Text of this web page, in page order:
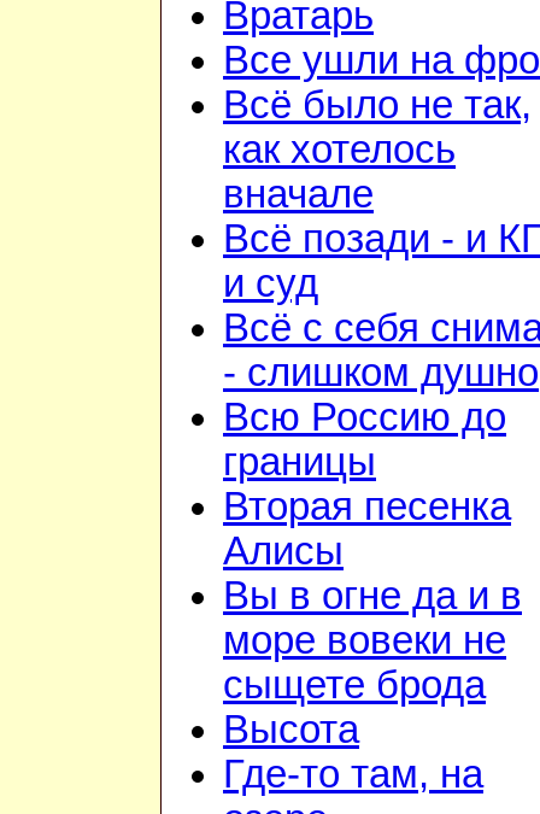
Вратарь
Все ушли на
Всё было не так,
как хотелось
вначале
Всё позади - и
и суд
Всё с себя
- слишком душно
Всю Россию до
границы
Вторая песенка
Алисы
Вы в огне да и в
море вовеки не
сыщете брода
Высота
Где-то там, на